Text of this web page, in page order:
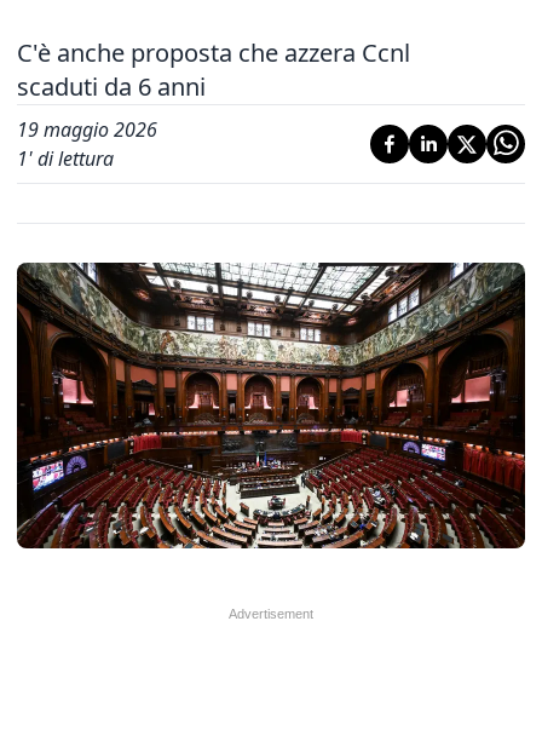
C'è anche proposta che azzera Ccnl
scaduti da 6 anni
19 maggio 2026
1' di lettura